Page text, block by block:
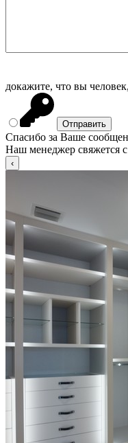
докажите, что вы
Спасибо за Ваше
Наш менеджер свяжется